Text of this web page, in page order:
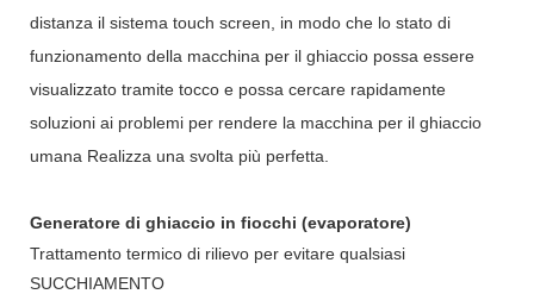
distanza il sistema touch screen, in modo che lo stato di
funzionamento della macchina per il ghiaccio possa essere
visualizzato tramite tocco e possa cercare rapidamente
soluzioni ai problemi per rendere la macchina per il ghiaccio
umana Realizza una svolta più perfetta.
Generatore di ghiaccio in fiocchi (evaporatore)
Trattamento termico di rilievo per evitare qualsiasi
SUCCHIAMENTO